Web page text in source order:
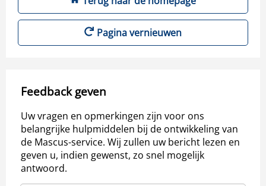
Pagina vernieuwen
Feedback geven
Uw vragen en opmerkingen zijn voor ons
belangrijke hulpmiddelen bij de ontwikkeling van
de Mascus-service. Wij zullen uw bericht lezen en
geven u, indien gewenst, zo snel mogelijk
antwoord.